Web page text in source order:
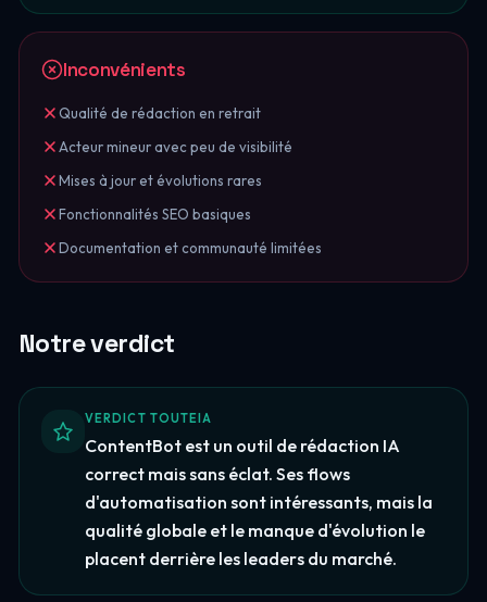
Inconvénients
Qualité de rédaction en retrait
Acteur mineur avec peu de visibilité
Mises à jour et évolutions rares
Fonctionnalités SEO basiques
Documentation et communauté limitées
Notre verdict
VERDICT TOUTEIA
ContentBot est un outil de rédaction IA
correct mais sans éclat. Ses flows
d'automatisation sont intéressants, mais la
qualité globale et le manque d'évolution le
placent derrière les leaders du marché.